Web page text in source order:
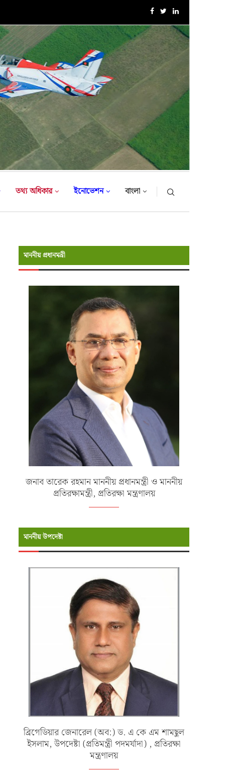
এক্সারসাইজ টাইগার লাইটনিং-২০২৬ এর উদ্বোধনী অনুষ্ঠান
তথ্য অধিকার ইনোভেশন বাংলা
১ম বাংলাদেশ ফর্মুলা স্টুডেন্ট অ্যান্ড অটোমোটিভ
নতুনদের বরণে এমআইএসটি-তে
মাননীয় প্রধানমন্রী
জনাব তারেক রহমান মাননীয় প্রধানমন্ত্রী ও মাননীয়
প্রতিরক্ষামন্ত্রী, প্রতিরক্ষা মন্ত্রণালয়
মাননীয় উপদেষ্টা
ব্রিগেডিয়ার জেনারেল (অব:) ড. এ কে এম শামছুল
ইসলাম, উপদেষ্টা (প্রতিমন্ত্রী পদমর্যাদা) , প্রতিরক্ষা
মন্ত্রণালয়